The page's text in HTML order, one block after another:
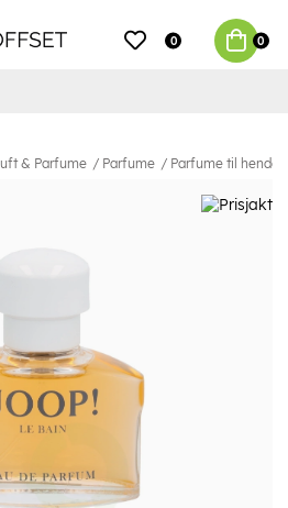
0 0
& Parfume Parfume Parfume til hende